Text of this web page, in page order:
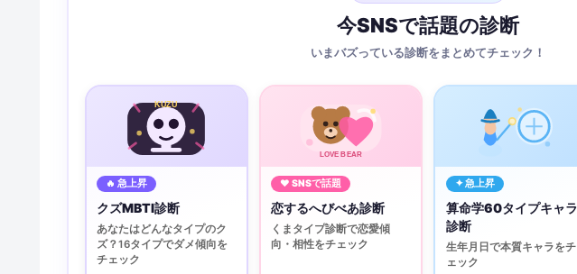
今SNSで話題の診断
いまバズっている診断をまとめてチェック！
KUZU
🔥 急上昇
クズMBTI診断
あなたはどんなタイプのク
ズ？16タイプでダメ傾向を
チェック
LOVE BEAR
♥ SNSで話題
恋するへびべあ診断
くまタイプ診断で恋愛傾
向・相性をチェック
✦ 急上昇
算命学60タイプキャラ
診断
生年月日で本質キャラをチ
ェック